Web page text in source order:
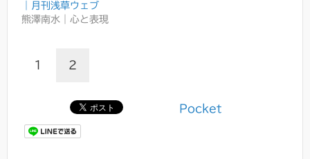
｜月刊浅草ウェブ
熊澤南水｜心と表現
1 2
Pocket